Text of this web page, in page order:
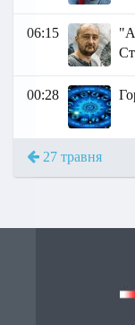
06:15
"А
00:28
27 травня